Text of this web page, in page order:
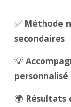
✅ Méthode
secondaires
💡
personnalisé
🌍 Résultats